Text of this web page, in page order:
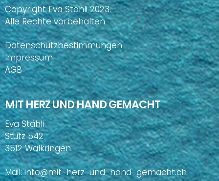
Copyright Eva Stähli 2023.
Alle Rechte vorbehalten
Datenschutzbestimmungen
Impressum
AGB
MIT HERZ UND HAND GEMACHT
Eva Stähli
Stutz 542
3512 Walkringen
Mail:info@mit-herz-und-hand-gemacht.ch